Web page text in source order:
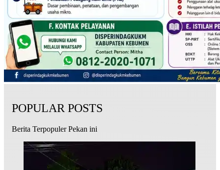
POPULAR POSTS
Berita Terpopuler Pekan ini